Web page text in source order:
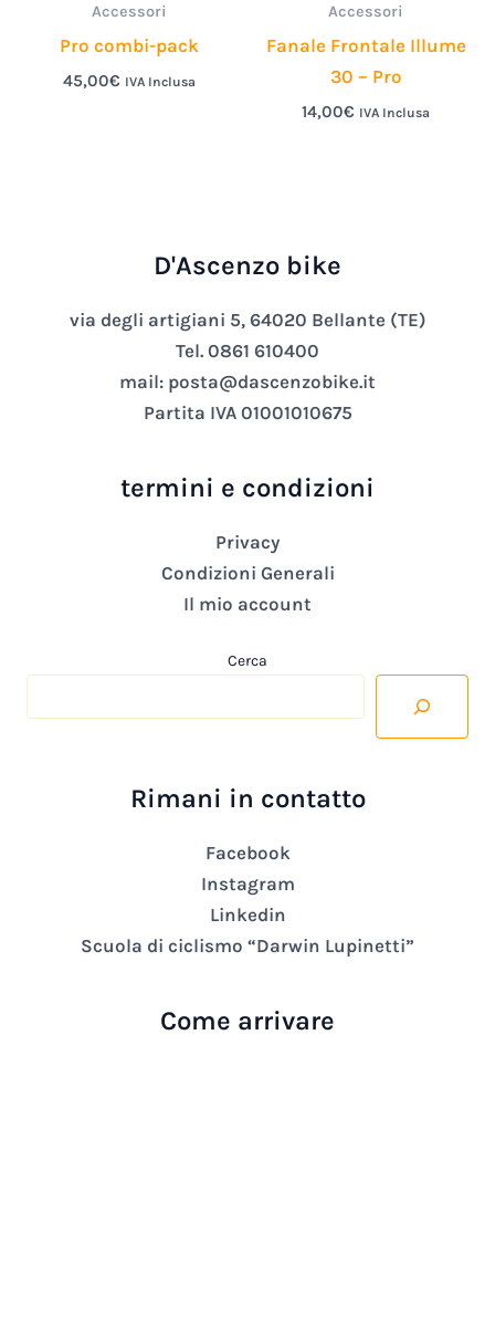
Accessori
Pro combi-pack
45,00€ IVA Inclusa
Accessori
Fanale Frontale Illume
30 – Pro
14,00€ IVA Inclusa
D'Ascenzo bike
via degli artigiani 5, 64020 Bellante (TE)
Tel. 0861 610400
mail: posta@dascenzobike.it
Partita IVA 01001010675
termini e condizioni
Privacy
Condizioni Generali
Il mio account
Cerca
Rimani in contatto
Facebook
Instagram
Linkedin
Scuola di ciclismo “Darwin Lupinetti”
Come arrivare